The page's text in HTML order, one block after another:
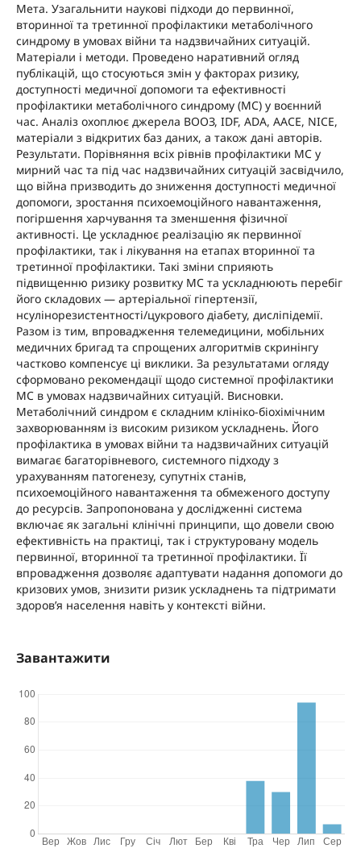
Мета. Узагальнити наукові підходи до первинної,
вторинної та третинної профілактики метаболічного
синдрому в умовах війни та надзвичайних ситуацій.
Матеріали і методи. Проведено наративний огляд
публікацій, що стосуються змін у факторах ризику,
доступності медичної допомоги та ефективності
профілактики метаболічного синдрому (МС) у воєнний
час. Аналіз охоплює джерела ВООЗ, IDF, ADA, AACE, NICE,
матеріали з відкритих баз даних, а також дані авторів.
Результати. Порівняння всіх рівнів профілактики МС у
мирний час та під час надзвичайних ситуацій засвідчило,
що війна призводить до зниження доступності медичної
допомоги, зростання психоемоційного навантаження,
погіршення харчування та зменшення фізичної
активності. Це ускладнює реалізацію як первинної
профілактики, так і лікування на етапах вторинної та
третинної профілактики. Такі зміни сприяють
підвищенню ризику розвитку МС та ускладнюють перебіг
його складових — артеріальної гіпертензії,
нсулінорезистентності/цукрового діабету, дисліпідемії.
Разом із тим, впровадження телемедицини, мобільних
медичних бригад та спрощених алгоритмів скринінгу
частково компенсує ці виклики. За результатами огляду
сформовано рекомендації щодо системної профілактики
МС в умовах надзвичайних ситуацій. Висновки.
Метаболічний синдром є складним клініко-біохімічним
захворюванням із високим ризиком ускладнень. Його
профілактика в умовах війни та надзвичайних ситуацій
вимагає багаторівневого, системного підходу з
урахуванням патогенезу, супутніх станів,
психоемоційного навантаження та обмеженого доступу
до ресурсів. Запропонована у дослідженні система
включає як загальні клінічні принципи, що довели свою
ефективність на практиці, так і структуровану модель
первинної, вторинної та третинної профілактики. Її
впровадження дозволяє адаптувати надання допомоги до
кризових умов, знизити ризик ускладнень та підтримати
здоров’я населення навіть у контексті війни.
Завантажити